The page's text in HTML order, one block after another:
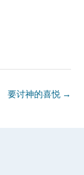
要讨神的喜悦 →